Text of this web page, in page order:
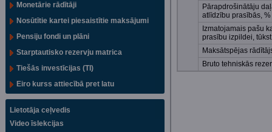
Monetārie rādītāji
Nosūtītie kartei piesaistītie maksājumi
Pensiju fondi un plāni
Starptautisko rezervju matrica
Tiešās investīcijas (TI)
Eiro kurss attiecībā pret latu
Lietotāja ceļvedis
Video īslekcijas
Pārapdrošinātāju
atlīdzību prasībās, %
Izmatojamais pašu
prasību izpildei,
Maksātspējas
Bruto tehniskās